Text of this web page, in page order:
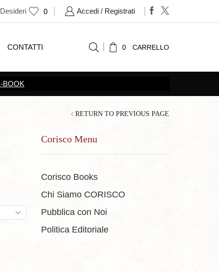
0 Accedi / Registrati
CONTATTI 0 CARRELLO
RETURN TO PREVIOUS PAGE
Corisco Menu
Corisco Books
Chi Siamo CORISCO
Pubblica con Noi
Politica Editoriale